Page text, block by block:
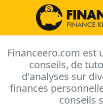
Financeero.com est
conseils, de
d'analyses sur
finances
conseils